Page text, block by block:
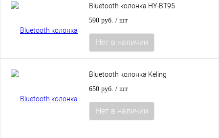
Bluetooth колонка HY-BT95
590 руб. / шт
Нет в наличии
Bluetooth колонка Keling
650 руб. / шт
Нет в наличии